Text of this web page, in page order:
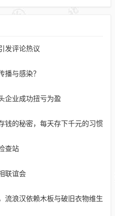
发评论热议
播与感染？
企业成功扭亏为盈
钱的秘密，每天存下千元的习惯
查站
联谊会
流浪汉依赖木板与破旧衣物维生